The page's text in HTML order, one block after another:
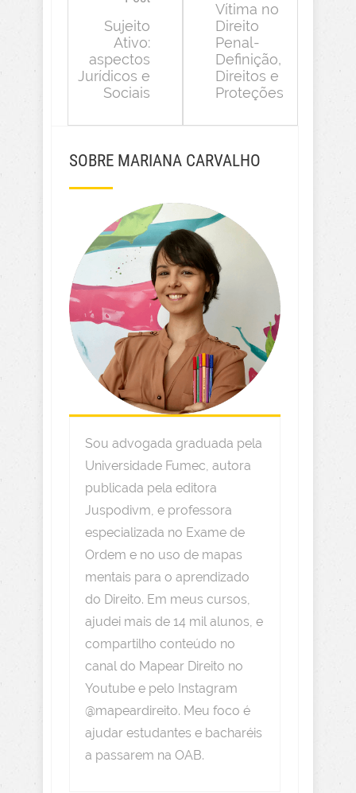
Sujeito
Ativo:
aspectos
Jurídicos e
Sociais
Vítima no
Direito
Penal-
Definição,
Direitos e
Proteções
SOBRE MARIANA CARVALHO
Sou advogada graduada pela
Universidade Fumec, autora
publicada pela editora
Juspodivm, e professora
especializada no Exame de
Ordem e no uso de mapas
mentais para o aprendizado
do Direito. Em meus cursos,
ajudei mais de 14 mil alunos, e
compartilho conteúdo no
canal do Mapear Direito no
Youtube e pelo Instagram
@mapeardireito. Meu foco é
ajudar estudantes e bacharéis
a passarem na OAB.